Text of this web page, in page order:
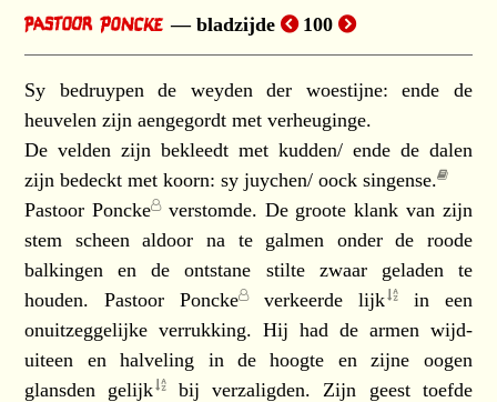
bladzijde 100
Sy bedruypen de weyden der woestijne: ende de
heuvelen zijn aengegordt met verheuginge.
De velden zijn bekleedt met kudden/ ende de dalen
zijn bedeckt met koorn: sy juychen/ oock singense.
Pastoor Poncke verstomde. De groote klank van zijn
stem scheen aldoor na te galmen onder de roode
balkingen en de ontstane stilte zwaar geladen te
houden.Pastoor Poncke verkeerdelijk in een
onuitzeggelijke verrukking. Hij had de armen wijd-
uiteen en halveling in de hoogte en zijne oogen
glansden gelijk
bij verzaligden. Zijn geest toefde